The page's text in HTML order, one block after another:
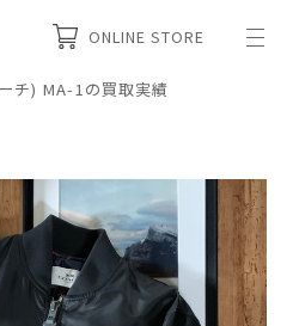
ONLINE STORE
チ) MA-1の買取実績